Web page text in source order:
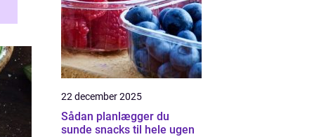
22 december 2025
Sådan planlægger du
sunde snacks til hele ugen